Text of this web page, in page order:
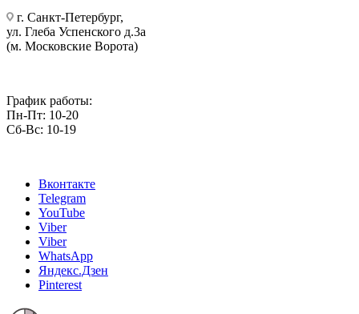
г. Санкт-Петербург,
ул. Глеба Успенского д.3а
(м. Московские Ворота)
График работы:
Пн-Пт: 10-20
Сб-Вс: 10-19
Вконтакте
Telegram
YouTube
Viber
Viber
WhatsApp
Яндекс.Дзен
Pinterest